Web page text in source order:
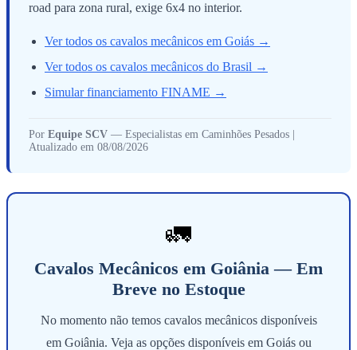
road para zona rural, exige 6x4 no interior.
Ver todos os cavalos mecânicos em Goiás →
Ver todos os cavalos mecânicos do Brasil →
Simular financiamento FINAME →
Por Equipe SCV — Especialistas em Caminhões Pesados |
Atualizado em 08/08/2026
🚛
Cavalos Mecânicos em Goiânia — Em
Breve no Estoque
No momento não temos cavalos mecânicos disponíveis
em Goiânia. Veja as opções disponíveis em Goiás ou